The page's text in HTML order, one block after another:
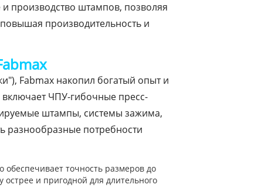
производство штампов, позволяя
производительность и
Fabmax накопил богатый опыт и
ЧПУ-гибочные пресс-
штампы, системы зажима,
разнообразные потребности
точность размеров до
и пригодной для длительного